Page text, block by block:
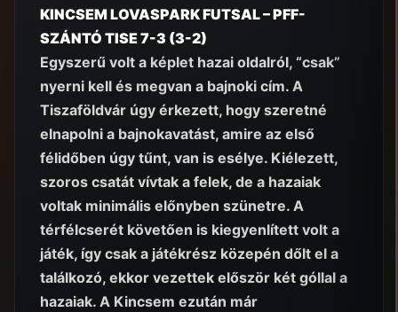
KINCSEM LOVASPARK FUTSAL – PFF-
SZÁNTÓ TISE 7-3 (3-2)
Egyszerű volt a képlet hazai oldalról, “csak”
nyerni kell és megvan a bajnoki cím. A
Tiszaföldvár úgy érkezett, hogy szeretné
elnapolni a bajnokavatást, amire az első
félidőben úgy tűnt, van is esélye. Kiélezett,
szoros csatát vívtak a felek, de a hazaiak
voltak minimális előnyben szünetre. A
térfélcserét követően is kiegyenlített volt a
játék, így csak a játékrész közepén dőlt el a
találkozó, ekkor vezettek először két góllal a
hazaiak. A Kincsem ezután már